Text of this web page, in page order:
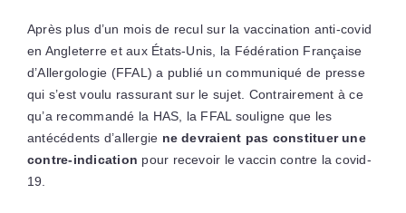
Après plus d’un mois de recul sur la vaccination anti-covid
en Angleterre et aux États-Unis, la Fédération Française
d’Allergologie (FFAL) a publié un communiqué de presse
qui s’est voulu rassurant sur le sujet. Contrairement à ce
qu’a recommandé la HAS, la FFAL souligne que les
antécédents d’allergie ne devraient pas constituer une
contre-indication pour recevoir le vaccin contre la covid-
19.